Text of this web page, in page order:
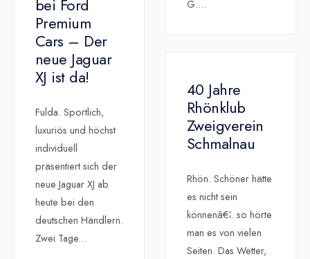
G....
bei Ford
Premium
Cars – Der
neue Jaguar
XJ ist da!
Fulda. Sportlich,
luxuriös und höchst
individuell
präsentiert sich der
neue Jaguar XJ ab
heute bei den
deutschen Händlern.
Zwei Tage...
40 Jahre
Rhönklub
Zweigverein
Schmalnau
Rhön. Schöner hätte
es nicht sein
könnenâ€¦. so hörte
man es von vielen
Seiten. Das Wetter,